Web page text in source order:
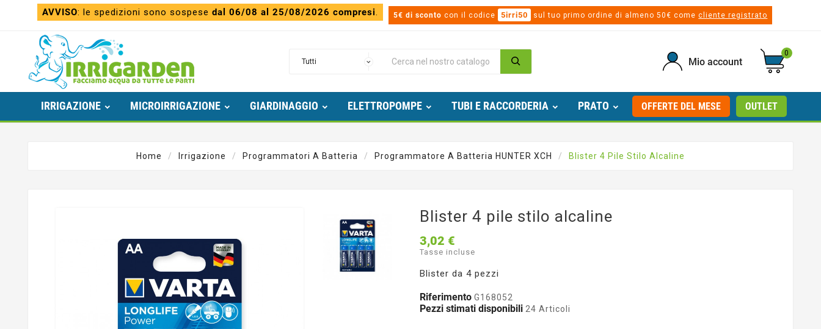
AVVISO: le spedizioni sono sospese dal 06/08 al 25/08/2026 compresi. 5€ di sconto con il codice 5irri50 sul tuo primo ordine di almeno 50€ comecliente registrato
Mio account
0
IRRIGAZIONE MICROIRRIGAZIONE GIARDINAGGIO ELETTROPOMPE TUBI E RACCORDERIA PRATO OFFERTE DEL MESE OUTLET
Home Irrigazione Programmatori A Batteria Programmatore A Batteria HUNTER XCH Blister 4 Pile Stilo Alcaline
Blister 4 pile stilo alcaline
3,02 €
Tasse incluse
Blister da 4 pezzi
Riferimento G168052
Pezzi stimati disponibili 24 Articoli